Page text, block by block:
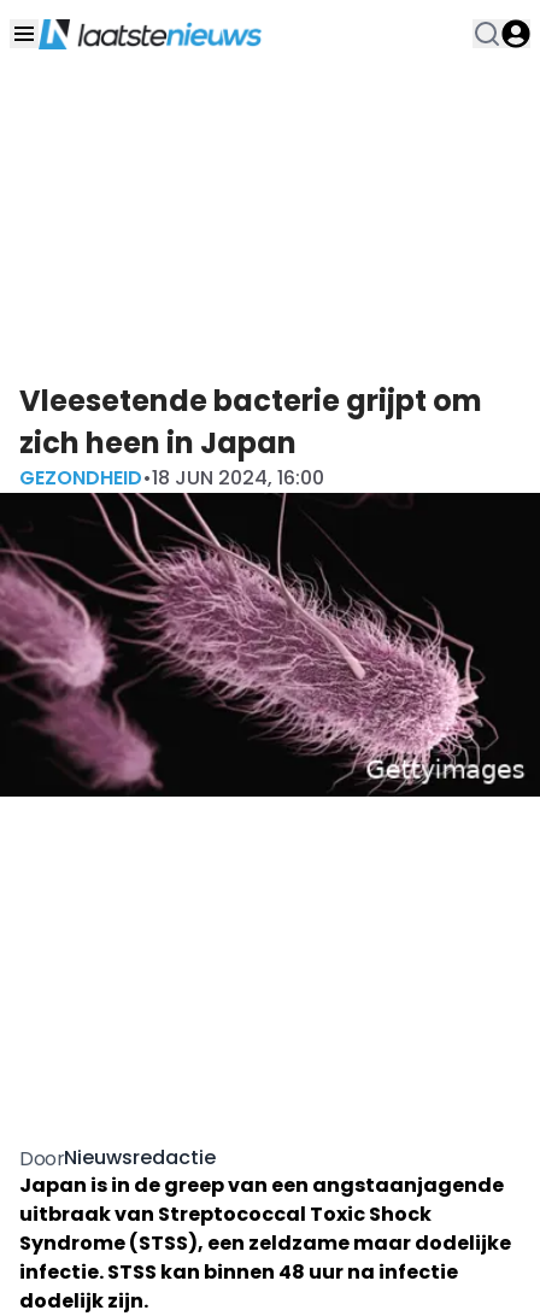
Vleesetende bacterie grijpt om
zich heen in Japan
GEZONDHEID•18 JUN 2024, 16:00
DoorNieuwsredactie
Japan is in de greep van een angstaanjagende
uitbraak van Streptococcal Toxic Shock
Syndrome (STSS), een zeldzame maar dodelijke
infectie. STSS kan binnen 48 uur na infectie
dodelijk zijn.